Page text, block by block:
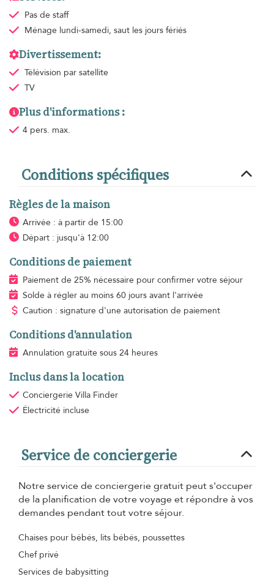
Pas de staff
Ménage lundi-samedi, saut les jours fériés
Divertissement:
Télévision par satellite
TV
Plus d'informations :
4 pers. max.
Conditions spécifiques
Règles de la maison
Arrivée : à partir de 15:00
Départ : jusqu'à 12:00
Conditions de paiement
Paiement de 25% nécessaire pour confirmer votre séjour
Solde à régler au moins 60 jours avant l'arrivée
Caution : signature d'une autorisation de paiement
Conditions d'annulation
Annulation gratuite sous 24 heures
Inclus dans la location
Conciergerie Villa Finder
Électricité incluse
Service de conciergerie
Notre service de conciergerie gratuit peut s'occuper
de la planification de votre voyage et répondre à vos
demandes pendant tout votre séjour.
Chaises pour bébés, lits bébés, poussettes
Chef privé
Services de babysitting